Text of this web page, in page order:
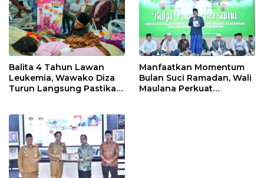
Balita 4 Tahun Lawan
Leukemia, Wawako Diza
Turun Langsung Pastikan
Manfaatkan Momentum
Bulan Suci Ramadan, Wali
Maulana Perkuat